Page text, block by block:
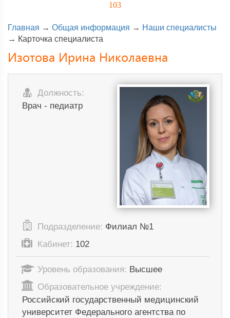
103
Главная → Общая информация → Наши специалисты
→ Карточка специалиста
Изотова Ирина Николаевна
Должность:
Врач - педиатр
Подразделение: Филиал №1
Кабинет: 102
Уровень образования: Высшее
Образовательное учреждение:
Российский государственный медицинский
университет Федерального агентства по